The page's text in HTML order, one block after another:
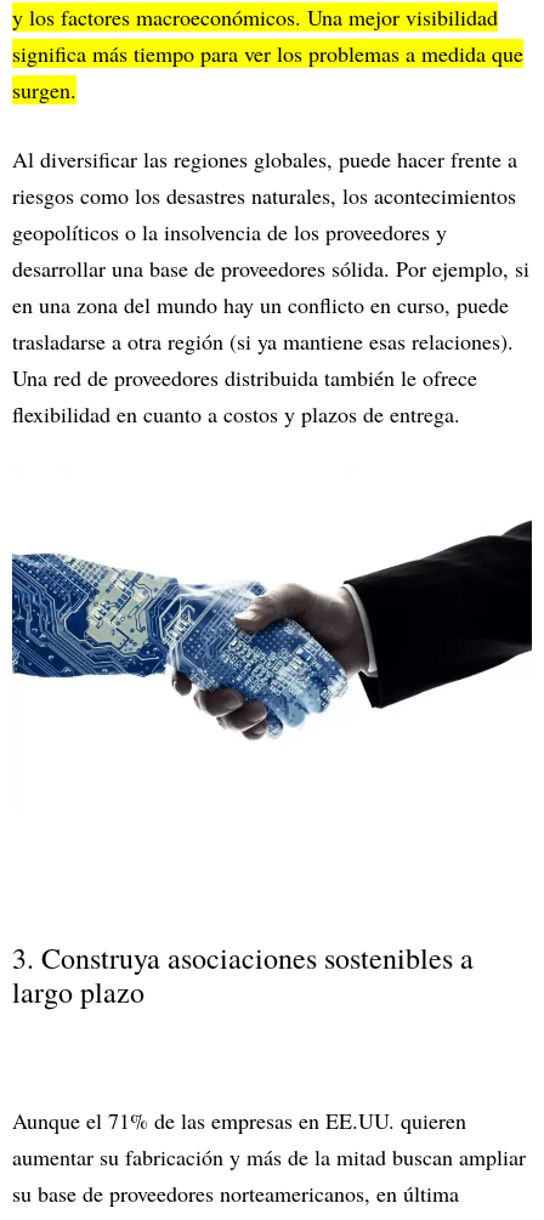
y los factores macroeconómicos. Una mejor visibilidad
significa más tiempo para ver los problemas a medida que
surgen.
Al diversificar las regiones globales, puede hacer frente a
riesgos como los desastres naturales, los acontecimientos
geopolíticos o la insolvencia de los proveedores y
desarrollar una base de proveedores sólida. Por ejemplo, si
en una zona del mundo hay un conflicto en curso, puede
trasladarse a otra región (si ya mantiene esas relaciones).
Una red de proveedores distribuida también le ofrece
flexibilidad en cuanto a costos y plazos de entrega.
3. Construya asociaciones sostenibles a
largo plazo
Aunque el 71% de las empresas en EE.UU. quieren
aumentar su fabricación y más de la mitad buscan ampliar
su base de proveedores norteamericanos, en última